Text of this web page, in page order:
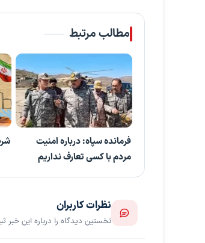
مطالب مرتبط
فرمانده سپاه: درباره امنیت
مردم با کسی تعارف نداریم
نظرات کاربران
نخستین دیدگاه را درباره این خبر